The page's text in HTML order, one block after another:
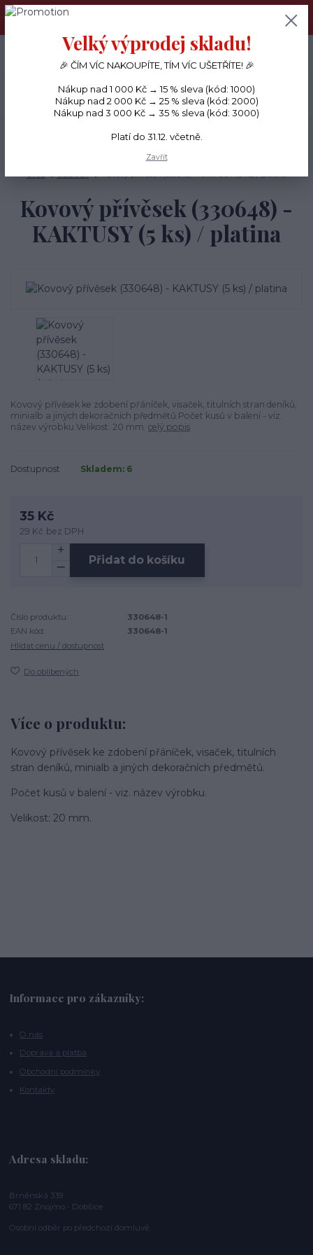
PŘÁNÍČKA a PAPÍROVÉ DÁRKY odesílám každý den, KREATIVNÍ
Menu
CZK
+420 734 380 930
(Po-Ne, 8-20 hod.)
Kovový přívěsek (330648) -
KAKTUSY (5 ks) / platina
Kovový přívěsek ke zdobení přáníček, visaček, titulních stran deníků,
minialb a jiných dekoračních předmětů.Počet kusů v balení - viz.
název výrobku.Velikost: 20 mm. celý popis
Dostupnost Skladem: 6
35 Kč
29 Kč bez DPH
Přidat do košíku
Číslo produktu:
330648-1
EAN kód:
330648-1
Hlídat cenu / dostupnost
Do oblíbených
Více o produktu:
Kovový přívěsek ke zdobení přáníček, visaček, titulních
stran deníků, minialb a jiných dekoračních předmětů.
Počet kusů v balení - viz. název výrobku.
Velikost: 20 mm.
Informace pro zákazníky:
O nás
Doprava a platba
Obchodní podmínky
Kontakty
Adresa skladu:
Brněnská 339
671 82 Znojmo - Dobšice
Osobní odběr po předchozí domluvě.
Velký výprodej skladu!
🎉 ČÍM VÍC NAKOUPÍTE, TÍM VÍC UŠETŘÍTE! 🎉
Nákup nad 1 000 Kč → 15 % sleva (kód: 1000)
Nákup nad 2 000 Kč → 25 % sleva (kód: 2000)
Nákup nad 3 000 Kč → 35 % sleva (kód: 3000)
Platí do 31.12. včetně.
Zavřít